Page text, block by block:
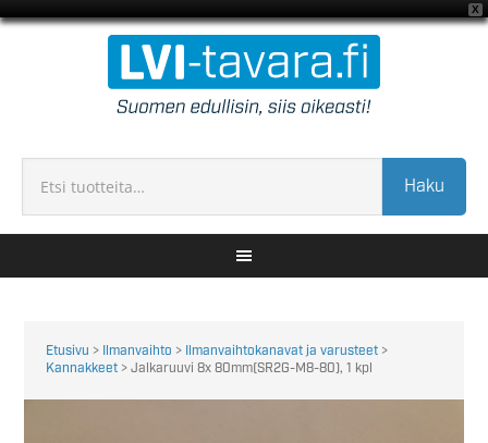
X
Haku
Etusivu > Ilmanvaihto > Ilmanvaihtokanavat ja varusteet >
Kannakkeet > Jalkaruuvi 8x 80mm(SR2G-M8-80), 1 kpl